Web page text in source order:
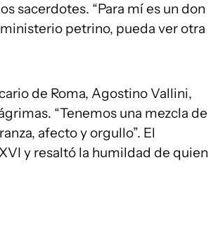
sacerdotes. “Para mí es un don
petrino, pueda ver otra
de Roma, Agostino Vallini,
“Tenemos una mezcla de
afecto y orgullo”. El
y resaltó la humildad de quien